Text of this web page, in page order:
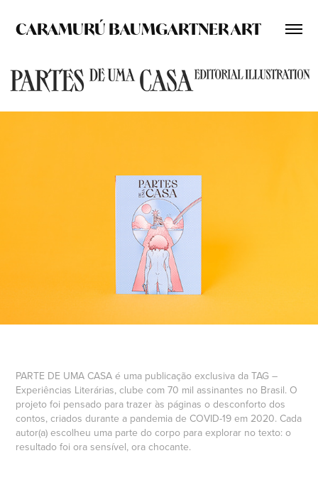
CARAMURÚ BAUMGARTNER ART
PARTE DE UMA CASAé uma publicação exclusiva da TAG –
Experiências Literárias, clube com 70 mil assinantes no Brasil. O
projeto foi pensado para trazer às páginas o desconforto dos
contos, criados durante a pandemia de COVID-19 em 2020. Cada
autor(a) escolheu uma parte do corpo para explorar no texto: o
resultado foi ora sensível, ora chocante.